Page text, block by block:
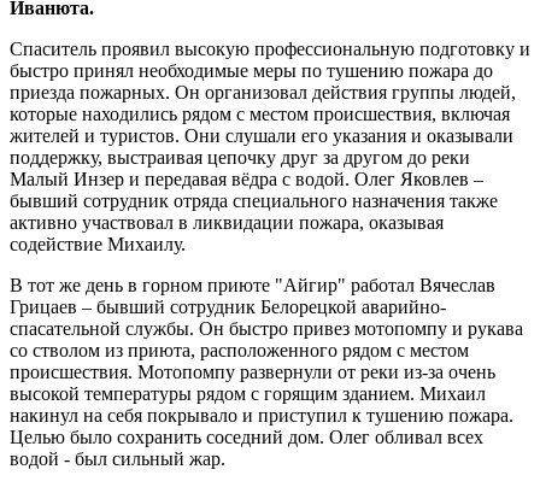
Иванюта.
Спаситель проявил высокую профессиональную подготовку и
быстро принял необходимые меры по тушению пожара до
приезда пожарных. Он организовал действия группы людей,
которые находились рядом с местом происшествия, включая
жителей и туристов. Они слушали его указания и оказывали
поддержку, выстраивая цепочку друг за другом до реки
Малый Инзер и передавая вёдра с водой. Олег Яковлев –
бывший сотрудник отряда специального назначения также
активно участвовал в ликвидации пожара, оказывая
содействие Михаилу.
В тот же день в горном приюте "Айгир" работал Вячеслав
Грицаев – бывший сотрудник Белорецкой аварийно-
спасательной службы. Он быстро привез мотопомпу и рукава
со стволом из приюта, расположенного рядом с местом
происшествия. Мотопомпу развернули от реки из-за очень
высокой температуры рядом с горящим зданием. Михаил
накинул на себя покрывало и приступил к тушению пожара.
Целью было сохранить соседний дом. Олег обливал всех
водой - был сильный жар.